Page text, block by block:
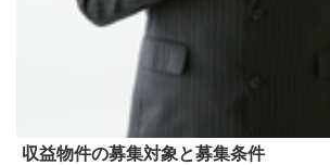
収益物件の募集対象と募集条件